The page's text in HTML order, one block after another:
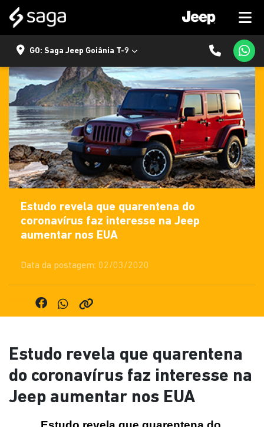
GO: Saga Jeep Goiânia T-9
Estudo revela que quarentena do
coronavírus faz interesse na Jeep
aumentar nos EUA
Data da postagem: 02/03/2020
Estudo revela que quarentena
do coronavírus faz interesse na
Jeep aumentar nos EUA